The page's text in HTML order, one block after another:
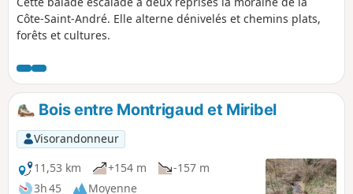
Côte-Saint-André. Elle alterne dénivelés et chemins plats,
forêts et cultures.
Bois entre Montrigaud et Miribel
Visorandonneur
11,53 km
+154 m
-157 m
3h 45
Moyenne